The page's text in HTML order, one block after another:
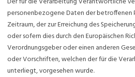
personenbezogene Daten der betroffenen
Zeitraum, der zur Erreichung des
oder sofern dies durch den Europäischen
Verordnungsgeber oder einen anderen
oder Vorschriften, welchen der für die
unterliegt, vorgesehen wurde.